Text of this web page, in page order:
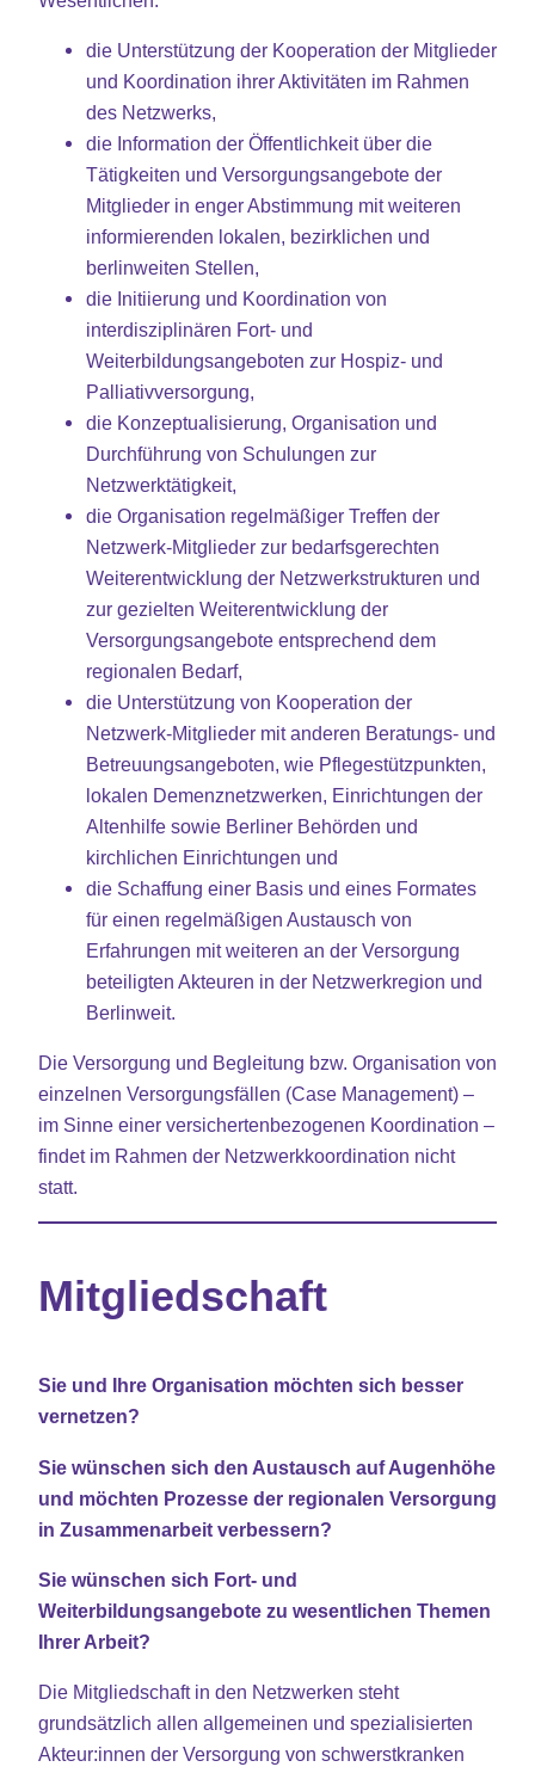
die Unterstützung der Kooperation der Mitglieder
und Koordination ihrer Aktivitäten im Rahmen
des Netzwerks,
die Information der Öffentlichkeit über die
Tätigkeiten und Versorgungsangebote der
Mitglieder in enger Abstimmung mit weiteren
informierenden lokalen, bezirklichen und
berlinweiten Stellen,
die Initiierung und Koordination von
interdisziplinären Fort- und
Weiterbildungsangeboten zur Hospiz- und
Palliativversorgung,
die Konzeptualisierung, Organisation und
Durchführung von Schulungen zur
Netzwerktätigkeit,
die Organisation regelmäßiger Treffen der
Netzwerk-Mitglieder zur bedarfsgerechten
Weiterentwicklung der Netzwerkstrukturen und
zur gezielten Weiterentwicklung der
Versorgungsangebote entsprechend dem
regionalen Bedarf,
die Unterstützung von Kooperation der
Netzwerk-Mitglieder mit anderen Beratungs- und
Betreuungsangeboten, wie Pflegestützpunkten,
lokalen Demenznetzwerken, Einrichtungen der
Altenhilfe sowie Berliner Behörden und
kirchlichen Einrichtungen und
die Schaffung einer Basis und eines Formates
für einen regelmäßigen Austausch von
Erfahrungen mit weiteren an der Versorgung
beteiligten Akteuren in der Netzwerkregion und
Berlinweit.
Die Versorgung und Begleitung bzw. Organisation von
einzelnen Versorgungsfällen (Case Management) –
im Sinne einer versichertenbezogenen Koordination –
findet im Rahmen der Netzwerkkoordination nicht
statt.
Mitgliedschaft
Sie und Ihre Organisation möchten sich besser
vernetzen?
Sie wünschen sich den Austausch auf Augenhöhe
und möchten Prozesse der regionalen Versorgung
in Zusammenarbeit verbessern?
Sie wünschen sich Fort- und
Weiterbildungsangebote zu wesentlichen Themen
Ihrer Arbeit?
Die Mitgliedschaft in den Netzwerken steht
grundsätzlich allen allgemeinen und spezialisierten
Akteur:innen der Versorgung von schwerstkranken